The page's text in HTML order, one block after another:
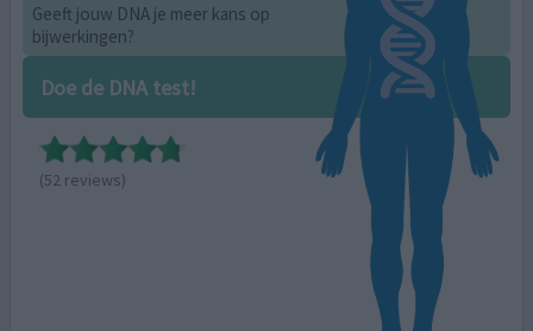
Geeft jouw DNA je meer kans op
bijwerkingen?
Doe de DNA test!
(52 reviews)